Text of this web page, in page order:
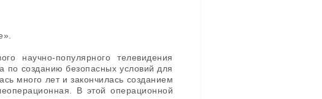
научно-популярного телевидения
по созданию безопасных условий для
много лет и закончилась созданием
В этой операционной